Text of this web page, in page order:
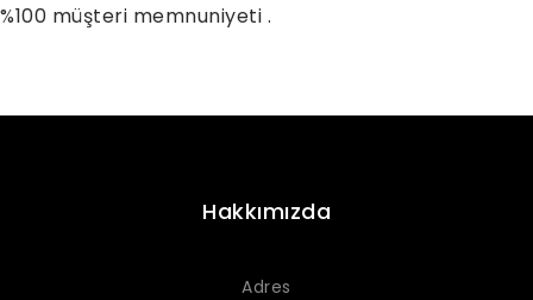
%100 müşteri memnuniyeti .
Hakkımızda
Adres